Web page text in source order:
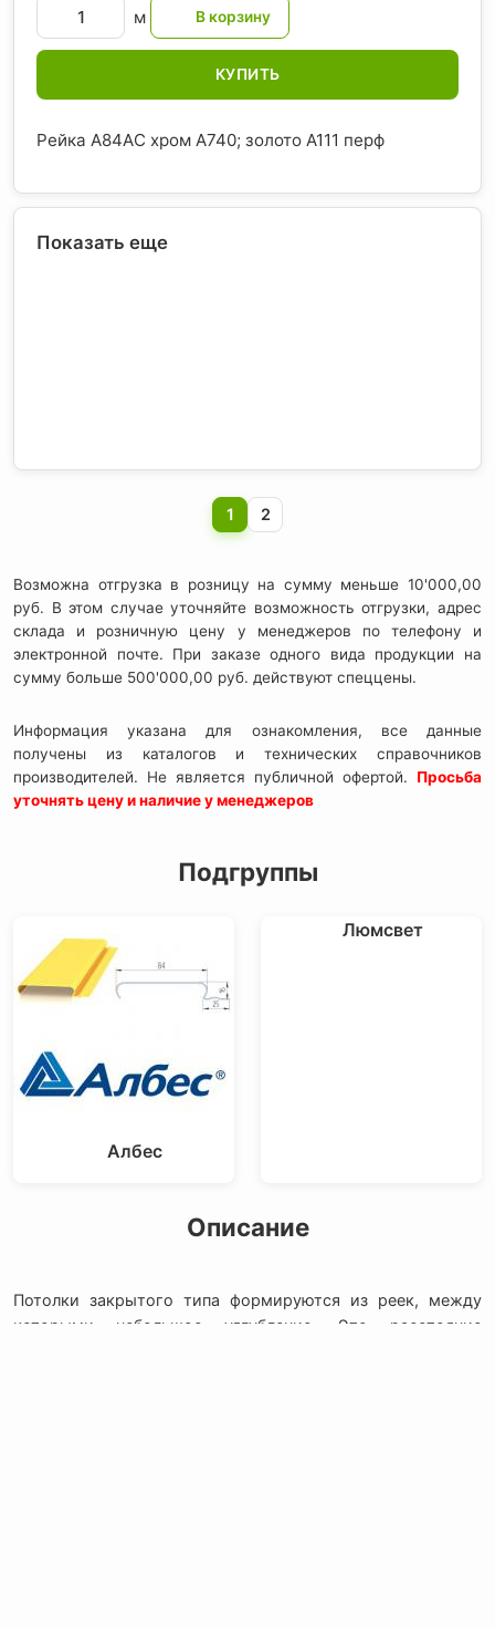
м
КУПИТЬ
Рейка A84AС хром А740; золото А111 перф
Показать еще
1 2
Возможна отгрузка в розницу на сумму меньше 10'000,00
руб. В этом случае уточняйте возможность отгрузки, адрес
склада и розничную цену у менеджеров по телефону и
электронной почте. При заказе одного вида продукции на
сумму больше 500'000,00 руб. действуют спеццены.
Информация указана для ознакомления, все данные
получены из каталогов и технических справочников
производителей. Не является публичной офертой. Просьба
уточнять цену и наличие у менеджеров
Подгруппы
Албес
Люмсвет
Описание
Потолки закрытого типа формируются из реек, между
которыми небольшое углубление. Это расстояние